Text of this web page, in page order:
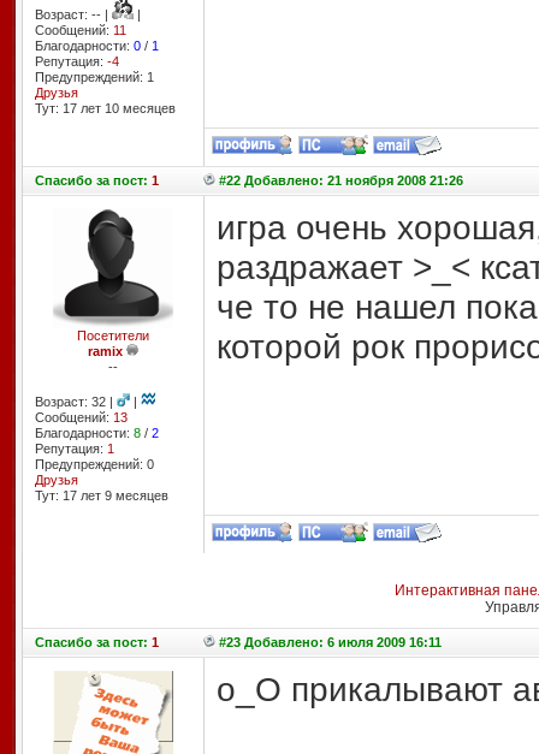
Возраст: -- |
|
Сообщений: 11
Благодарности: 0/ 1
Репутация: -4
Предупреждений: 1
Друзья
Тут: 17 лет 10 месяцев
Спасибоза пост: 1 #22 Добавлено: 21 ноября 2008 21:26
Посетители
ramix
--
Возраст: 32 |
|
Сообщений: 13
Благодарности: 8/ 2
Репутация: 1
Предупреждений: 0
Друзья
Тут: 17 лет 9 месяцев
игра очень
раздражает >_<
че то не нашел
которой рок
Интерактивная
Спасибоза пост: 1 #23 Добавлено: 6 июля 2009 16:11
о_О прикалывают